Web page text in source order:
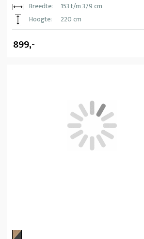
Breedte:
153 t/m 379 cm
Hoogte:
220 cm
899,-